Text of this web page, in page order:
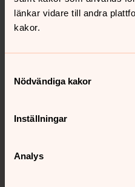
länkar vidare till andra
kakor.
Nödvändiga kakor
Inställningar
Analys
Dela
Kontakt